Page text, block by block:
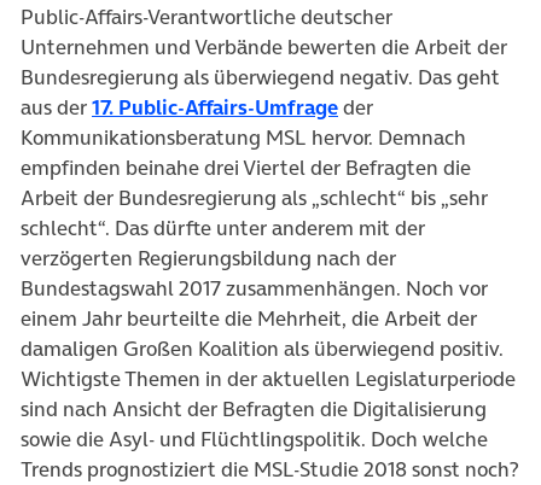
Public-Affairs-Verantwortliche deutscher
Unternehmen und Verbände bewerten die Arbeit der
Bundesregierung als überwiegend negativ. Das geht
aus der17. Public-Affairs-Umfrage(öffnet in neuem Tab)
der
Kommunikationsberatung MSL hervor. Demnach
empfinden beinahe drei Viertel der Befragten die
Arbeit der Bundesregierung als „schlecht“ bis „sehr
schlecht“. Das dürfte unter anderem mit der
verzögerten Regierungsbildung nach der
Bundestagswahl 2017 zusammenhängen. Noch vor
einem Jahr beurteilte die Mehrheit, die Arbeit der
damaligen Großen Koalition als überwiegend positiv.
Wichtigste Themen in der aktuellen Legislaturperiode
sind nach Ansicht der Befragten die Digitalisierung
sowie die Asyl- und Flüchtlingspolitik. Doch welche
Trends prognostiziert die MSL-Studie 2018 sonst noch?